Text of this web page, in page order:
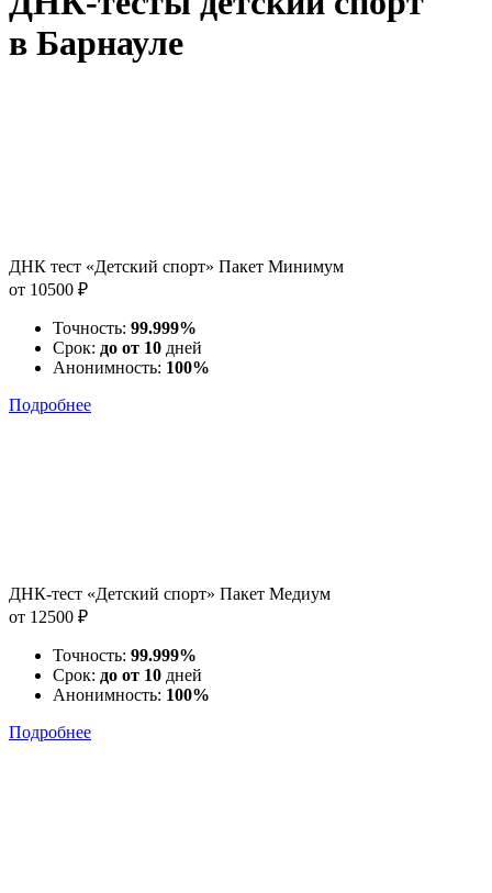
в Барнауле
ДНК тест «Детский спорт» Пакет Минимум
от 10500 ₽
Точность: 99.999%
Срок: до от 10 дней
Анонимность: 100%
Подробнее
ДНК-тест «Детский спорт» Пакет Медиум
от 12500 ₽
Точность: 99.999%
Срок: до от 10 дней
Анонимность: 100%
Подробнее